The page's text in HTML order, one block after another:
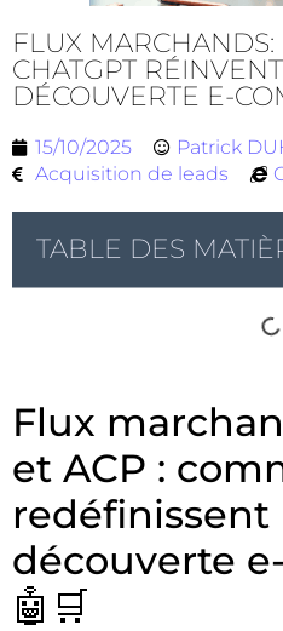
FLUX
CHATGPT
DÉCOUVERTE E-
15/10/2025 Patrick
Acquisition de leads
TABLE DES
Flux
et ACP :
redéfinissent
découverte
🤖🛒